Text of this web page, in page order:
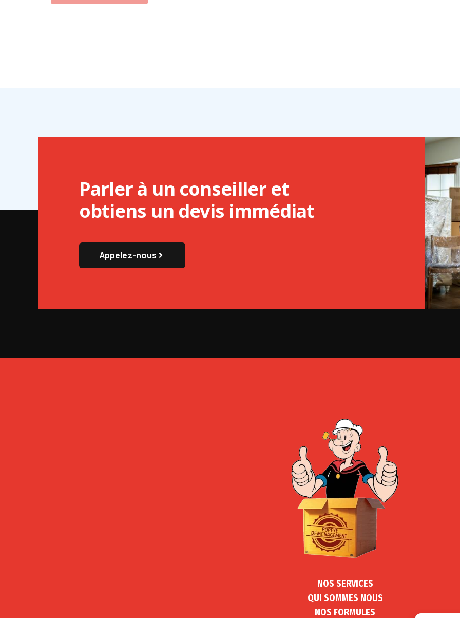
Parler à un conseiller et
obtiens un devis immédiat
Appelez-nous
NOS SERVICES
QUI SOMMES NOUS
NOS FORMULES